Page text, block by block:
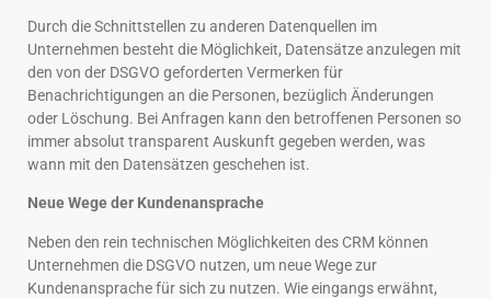
Durch die Schnittstellen zu anderen Datenquellen im
Unternehmen besteht die Möglichkeit, Datensätze anzulegen mit
den von der DSGVO geforderten Vermerken für
Benachrichtigungen an die Personen, bezüglich Änderungen
oder Löschung. Bei Anfragen kann den betroffenen Personen so
immer absolut transparent Auskunft gegeben werden, was
wann mit den Datensätzen geschehen ist.
Neue Wege der Kundenansprache
Neben den rein technischen Möglichkeiten des CRM können
Unternehmen die DSGVO nutzen, um neue Wege zur
Kundenansprache für sich zu nutzen. Wie eingangs erwähnt,